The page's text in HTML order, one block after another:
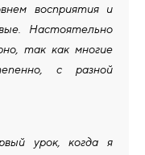
восприятия и
Настоятельно
так как многие
с разной
урок, когда я